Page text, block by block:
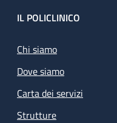
Footer
IL POLICLINICO
Chi siamo
Dove siamo
Carta dei servizi
Strutture